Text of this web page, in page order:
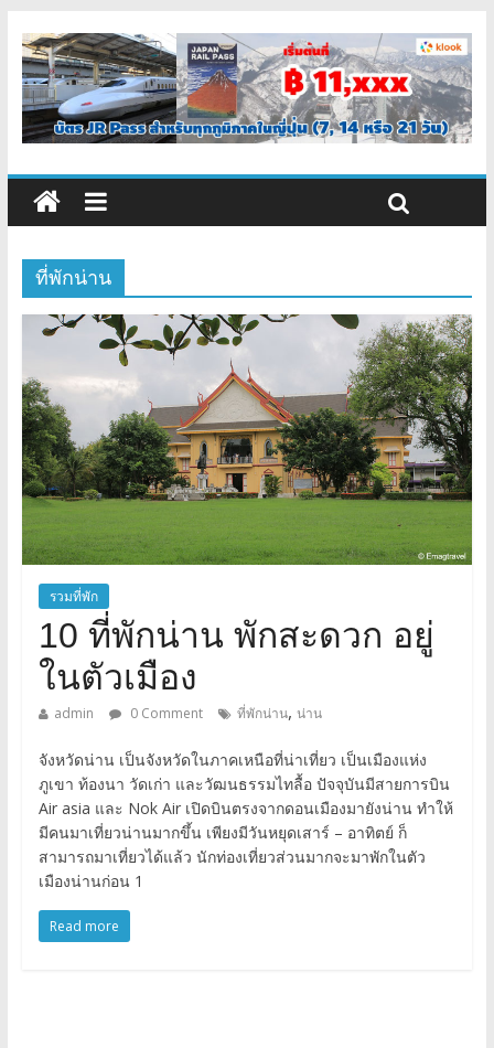
ที่พักน่าน
รวมที่พัก
10 ที่พักน่าน พักสะดวก อยู่
ในตัวเมือง
admin 0 Comment ที่พักน่าน, น่าน
จังหวัดน่าน เป็นจังหวัดในภาคเหนือที่น่าเที่ยว เป็นเมืองแห่ง
ภูเขา ท้องนา วัดเก่า และวัฒนธรรมไทลื้อ ปัจจุบันมีสายการบิน
Air asia และ Nok Air เปิดบินตรงจากดอนเมืองมายังน่าน ทำให้
มีคนมาเที่ยวน่านมากขึ้น เพียงมีวันหยุดเสาร์ – อาทิตย์ ก็
สามารถมาเที่ยวได้แล้ว นักท่องเที่ยวส่วนมากจะมาพักในตัว
เมืองน่านก่อน 1
Read more